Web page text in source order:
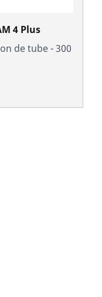
4 Plus
de tube - 300